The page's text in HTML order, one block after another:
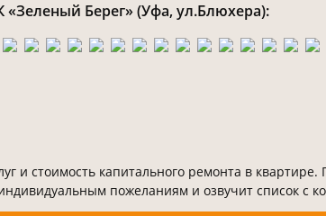
Берег» (Уфа, ул.Блюхера):
и стоимость капитального ремонта в
пожеланиям и озвучит список с